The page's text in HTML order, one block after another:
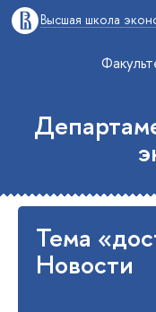
Высшая школа
Тема
Новости